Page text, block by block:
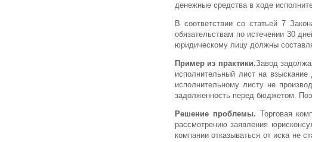
денежные средства в ходе
В соответствии со статьей 7
обязательствам по истечении 30
юридическому лицу должны
Пример из практики.Завод
исполнительный лист на
исполнительному листу не
задолженность перед бюджетом.
Решение проблемы. Торговая
рассмотрению заявления
компании отказываться от иска не